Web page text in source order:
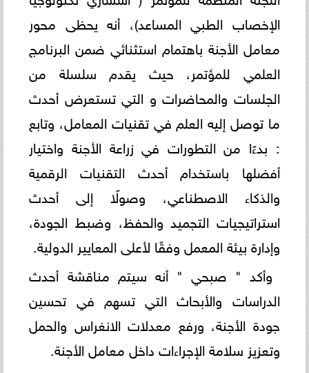
الإخصاب الطبي المساعد)، أنه يحظى محور
معامل الأجنة باهتمام استثنائي ضمن البرنامج
العلمي للمؤتمر، حيث يقدم سلسلة من
الجلسات والمحاضرات و التي تستعرض أحدث
ما توصل إليه العلم في تقنيات المعامل، وتابع
: بدءًا من التطورات في زراعة الأجنة واختيار
أفضلها باستخدام أحدث التقنيات الرقمية
والذكاء الاصطناعي، وصولًا إلى أحدث
استراتيجيات التجميد والحفظ، وضبط الجودة،
وإدارة بيئة المعمل وفقًا لأعلى المعايير الدولية.
وأكد " صبحي " أنه سيتم مناقشة أحدث
الدراسات والأبحاث التي تسهم في تحسين
جودة الأجنة، ورفع معدلات الانغراس والحمل
وتعزيز سلامة الإجراءات داخل معامل الأجنة.